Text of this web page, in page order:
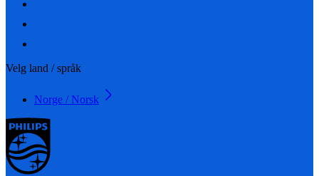
Velg land / språk
Norge / Norsk